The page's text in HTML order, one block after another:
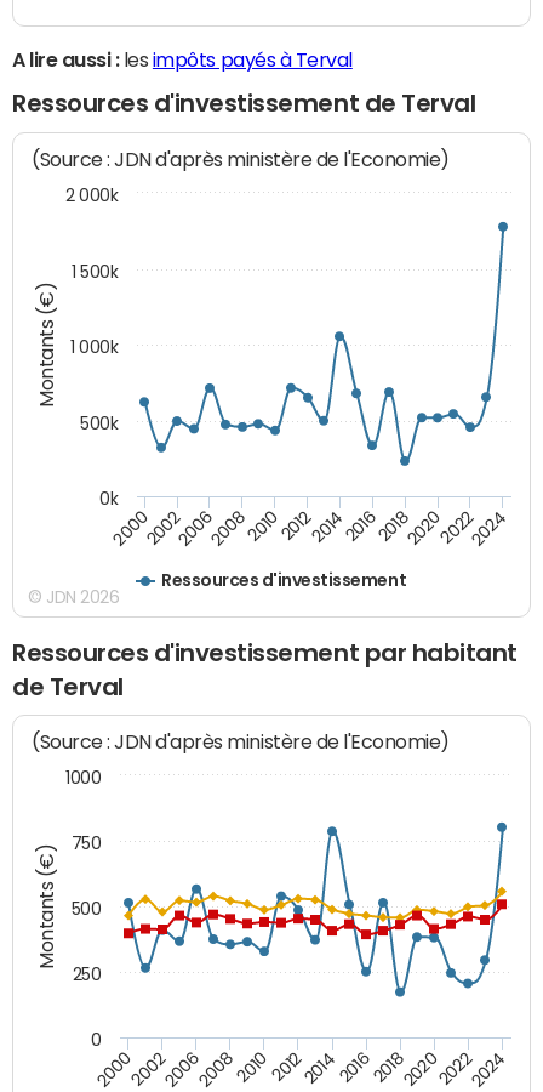
A lire aussi :les impôts payés à Terval
Ressources d'investissement de Terval
Montants (€)
(Source : JDN d'après ministère de l'Economie)
Ressources d'investissement
200020022006200820102012201420162018202020222024
0k
500k
1 000k
1 500k
2 000k
© JDN 2026
Ressources d'investissement par habitant
de Terval
Montants (€)
(Source : JDN d'après ministère de l'Economie)
200020022006200820102012201420162018202020222024
0
1000
250
500
750